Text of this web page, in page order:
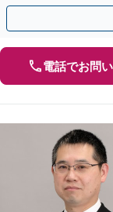
の解決を目指します【
電話でお問